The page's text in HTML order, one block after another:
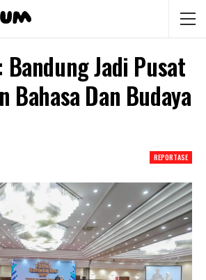
Bandung Jadi Pusat
Bahasa Dan Budaya
REPORTASE